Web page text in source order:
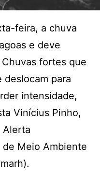
feira, a chuva
e deve
fortes que
deslocam para
intensidade,
Vinícius Pinho,
Alerta
de Meio Ambiente